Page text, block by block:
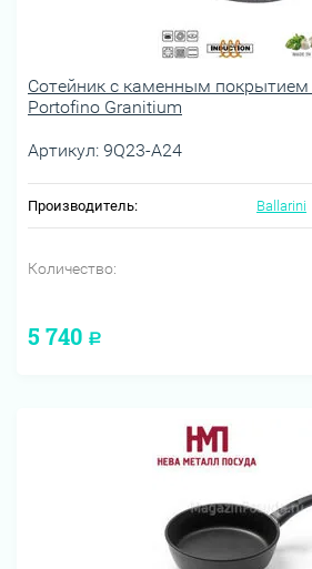
Сотейник с каменным
Portofino Granitium
Артикул: 9Q23-A24
Производитель: Ballarini
Количество:
5 740 Р